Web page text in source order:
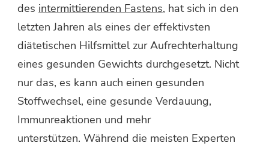
des intermittierenden Fastens, hat sich in den
letzten Jahren als eines der effektivsten
diätetischen Hilfsmittel zur Aufrechterhaltung
eines gesunden Gewichts durchgesetzt. Nicht
nur das, es kann auch einen gesunden
Stoffwechsel, eine gesunde Verdauung,
Immunreaktionen und mehr
unterstützen. Während die meisten Experten